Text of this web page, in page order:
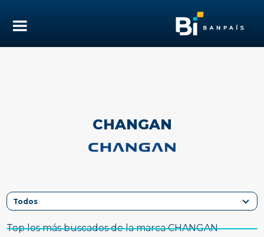
CHANGAN
Top los más buscados de la marca CHANGAN